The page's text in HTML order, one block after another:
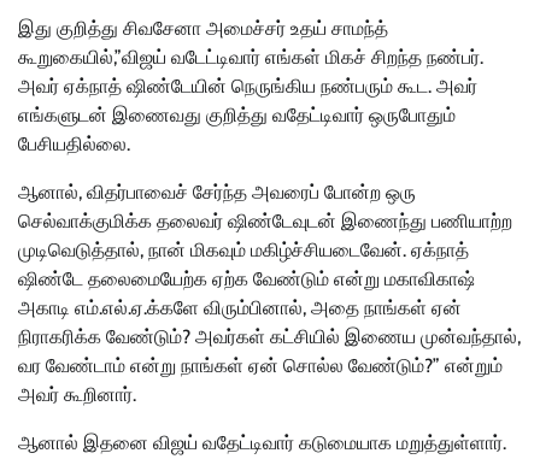
இது குறித்து சிவசேனா அமைச்சர் உதய் சாமந்த்
கூறுகையில்,”விஜய் வடேட்டிவார் எங்கள் மிகச் சிறந்த நண்பர்.
அவர் ஏக்நாத் ஷிண்டேயின் நெருங்கிய நண்பரும் கூட. அவர்
எங்களுடன் இணைவது குறித்து வதேட்டிவார் ஒருபோதும்
பேசியதில்லை.
ஆனால், விதர்பாவைச் சேர்ந்த அவரைப் போன்ற ஒரு
செல்வாக்குமிக்க தலைவர் ஷிண்டேவுடன் இணைந்து பணியாற்ற
முடிவெடுத்தால், நான் மிகவும் மகிழ்ச்சியடைவேன். ஏக்நாத்
ஷிண்டே தலைமையேற்க ஏற்க வேண்டும் என்று மகாவிகாஷ்
அகாடி எம்.எல்.ஏ.க்களே விரும்பினால், அதை நாங்கள் ஏன்
நிராகரிக்க வேண்டும்? அவர்கள் கட்சியில் இணைய முன்வந்தால்,
வர வேண்டாம் என்று நாங்கள் ஏன் சொல்ல வேண்டும்?” என்றும்
அவர் கூறினார்.
ஆனால் இதனை விஜய் வதேட்டிவார் கடுமையாக மறுத்துள்ளார்.